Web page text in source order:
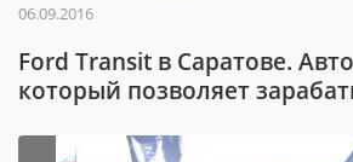
06.09.2016
Ford Transit в Саратове.
который позволяет